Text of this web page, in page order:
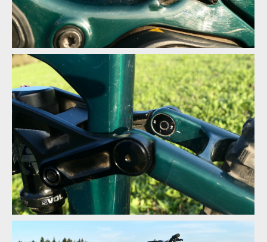
VPP nahradilo čtyřčepové zavěšení, typický Horst Link s čepem
dělícím řetězovou vzpěru
VPP nahradilo čtyřčepové zavěšení, typický Horst Link s čepem
dělícím řetězovou vzpěru
VPP nahradilo čtyřčepové zavěšení, typický Horst Link s čepem
dělícím řetězovou vzpěru
Změnou pozice spodního čep tlumiče lze upravit progresivitu
zadní stavby z 26 na 29 %
Změnou pozice spodního čep tlumiče lze upravit progresivitu
zadní stavby z 26 na 29 %
Změnou pozice spodního čep tlumiče lze upravit progresivitu
zadní stavby z 26 na 29 %
Flipchipem v zadní stavbě upravit geometrii , položit hlavovou
trubku o 0,3 stupně a snížit střed o 4 mm